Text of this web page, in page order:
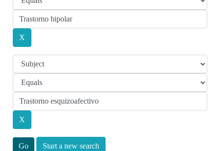
Start a new search